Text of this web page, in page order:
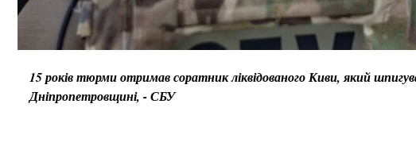
15 років тюрми отримав соратник ліквідованого Киви, який
Дніпропетровщині, - СБУ